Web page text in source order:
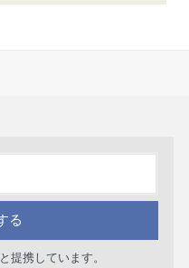
る
提携しています。